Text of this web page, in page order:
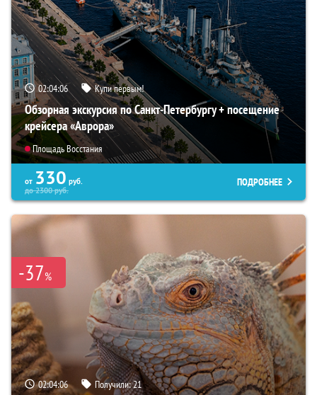
02:04:05 Купи первым!
Обзорная экскурсия по Санкт-Петербургу + посещение
крейсера «Аврора»
Площадь Восстания
от 330 руб.
до2300руб.
ПОДРОБНЕЕ
-37%
02:04:05 Получили:21